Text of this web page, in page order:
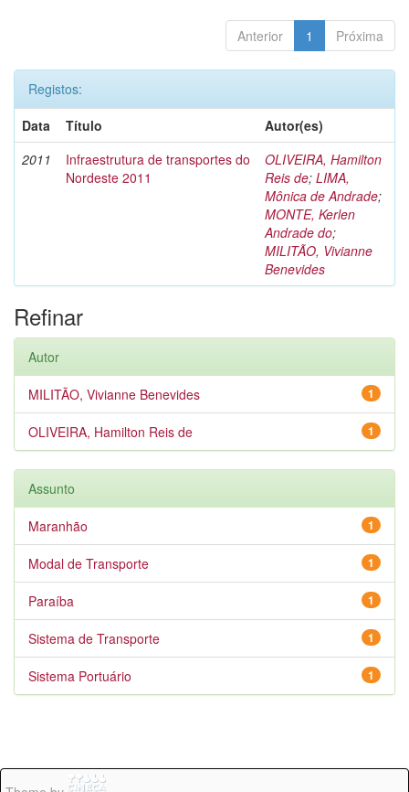
Anterior 1 Próxima
Registos:
Data
Título
Autor(es)
2011
Infraestrutura de transportes do
Nordeste 2011
OLIVEIRA, Hamilton
Reis de; LIMA,
Mônica de Andrade;
MONTE, Kerlen
Andrade do;
MILITÃO, Vivianne
Benevides
Refinar
Autor
1
MILITÃO, Vivianne Benevides
1
OLIVEIRA, Hamilton Reis de
Assunto
1
Maranhão
1
Modal de Transporte
1
Paraíba
1
Sistema de Transporte
1
Sistema Portuário